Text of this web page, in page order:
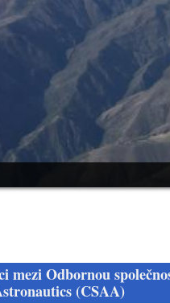
mezi Odbornou
(CSAA)